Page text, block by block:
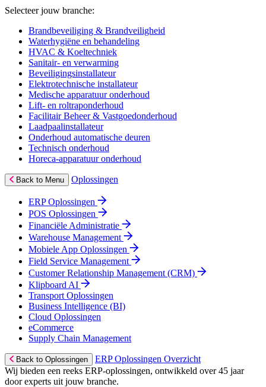
Selecteer jouw branche:
Brandbeveiliging & Brandveiligheid
Waterhygiëne en behandeling
HVAC & Koeltechniek
Sanitair- en verwarming
Beveiligingsinstallateur
Elektrotechnische installateur
Medische apparatuur onderhoud
Lift- en roltraponderhoud
Facilitair Beheer & Vastgoedonderhoud
Laadpaalinstallateur
Onderhoud automatische deuren
Technisch onderhoud
Horeca-apparatuur onderhoud
Back to Menu Oplossingen
ERP Oplossingen
POS Oplossingen
Financiële Administratie
Warehouse Management
Mobiele App Oplossingen
Field Service Management
Customer Relationship Management (CRM)
Klipboard AI
Transport Oplossingen
Business Intelligence (BI)
Cloud Oplossingen
eCommerce
Supply Chain Management
Back to Oplossingen
ERP Oplossingen Overzicht
Wij bieden een reeks ERP-oplossingen, ontwikkeld over 45 jaar
door experts uit jouw branche.